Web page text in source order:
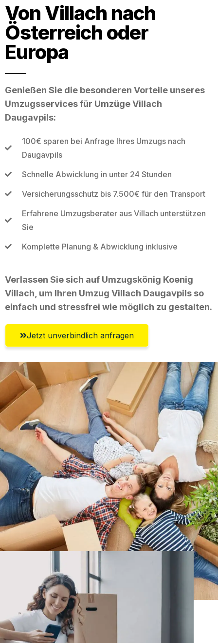
Von Villach nach
Österreich oder
Europa
Genießen Sie die besonderen Vorteile unseres
Umzugsservices für Umzüge Villach
Daugavpils:
100€ sparen bei Anfrage Ihres Umzugs nach
Daugavpils
Schnelle Abwicklung in unter 24 Stunden
Versicherungsschutz bis 7.500€ für den Transport
Erfahrene Umzugsberater aus Villach unterstützen
Sie
Komplette Planung & Abwicklung inklusive
Verlassen Sie sich auf Umzugskönig Koenig
Villach, um Ihren Umzug Villach Daugavpils so
einfach und stressfrei wie möglich zu gestalten.
Jetzt unverbindlich anfragen